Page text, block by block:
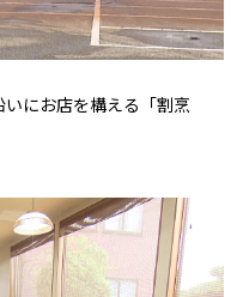
いにお店を構える「割烹